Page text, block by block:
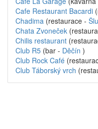
Cafe Restaurant Bacardi
Chadima (restaurace -
Chata Zvoneček
Chilis restaurant
Club R5 (bar - Děčín )
Club Rock Café
Club Táborský vrch